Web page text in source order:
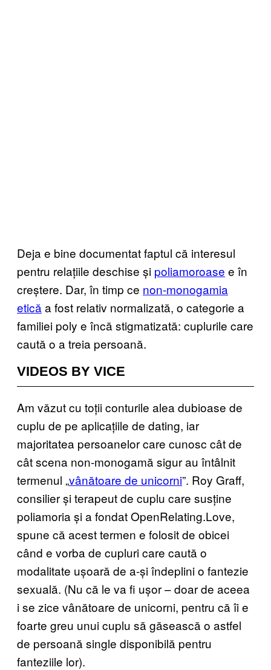
Deja e bine documentat faptul că interesul
pentru relațiile deschise și poliamoroase e în
creștere. Dar, în timp ce non-monogamia
etică a fost relativ normalizată, o categorie a
familiei poly e încă stigmatizată: cuplurile care
caută o a treia persoană.
VIDEOS BY VICE
Am văzut cu toții conturile alea dubioase de
cuplu de pe aplicațiile de dating, iar
majoritatea persoanelor care cunosc cât de
cât scena non-monogamă sigur au întâlnit
termenul „vânătoare de unicorni”. Roy Graff,
consilier și terapeut de cuplu care susține
poliamoria și a fondat OpenRelating.Love,
spune că acest termen e folosit de obicei
când e vorba de cupluri care caută o
modalitate ușoară de a-și îndeplini o fantezie
sexuală. (Nu că le va fi ușor – doar de aceea
i se zice vânătoare de unicorni, pentru că îi e
foarte greu unui cuplu să găsească o astfel
de persoană single disponibilă pentru
fanteziile lor).